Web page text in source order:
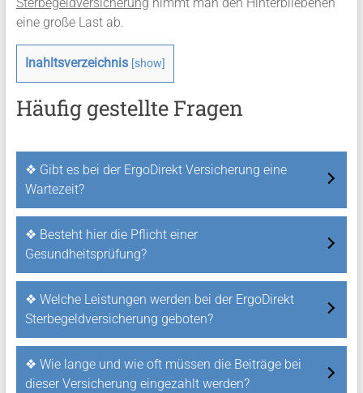
eine große Last ab.
Inahltsverzeichnis [show]
Häufig gestellte Fragen
❖ Gibt es bei der ErgoDirekt Versicherung eine
Wartezeit?
❖ Besteht hier die Pflicht einer
Gesundheitsprüfung?
❖ Welche Leistungen werden bei der ErgoDirekt
Sterbegeldversicherung geboten?
❖ Wie lange und wie oft müssen die Beiträge bei
dieser Versicherung eingezahlt werden?